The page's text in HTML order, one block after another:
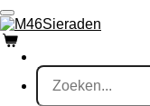
Ga
direct
naar
de
hoofdinhoud